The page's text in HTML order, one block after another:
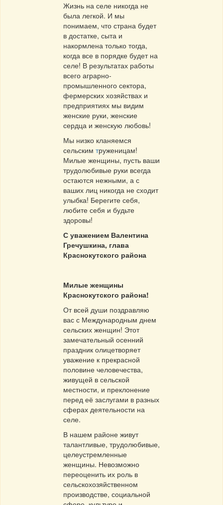
Жизнь на селе никогда не
была легкой. И мы
понимаем, что страна будет
в достатке, сыта и
накормлена только тогда,
когда все в порядке будет на
селе! В результатах работы
всего аграрно-
промышленного сектора,
фермерских хозяйствах и
предприятиях мы видим
женские руки, женские
сердца и женскую любовь!
Мы низко кланяемся
сельским труженицам!
Милые женщины, пусть ваши
трудолюбивые руки всегда
остаются нежными, а с
ваших лиц никогда не сходит
улыбка! Берегите себя,
любите себя и будьте
здоровы!
С уважением Валентина
Гречушкина, глава
Краснокутского района
Милые женщины
Краснокутского района!
От всей души поздравляю
вас с Международным днем
сельских женщин! Этот
замечательный осенний
праздник олицетворяет
уважение к прекрасной
половине человечества,
живущей в сельской
местности, и преклонение
перед её заслугами в разных
сферах деятельности на
селе.
В нашем районе живут
талантливые, трудолюбивые,
целеустремленные
женщины. Невозможно
переоценить их роль в
сельскохозяйственном
производстве, социальной